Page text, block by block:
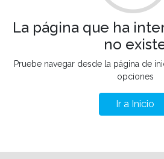
La página que ha
no
Pruebe navegar desde la página de
opciones
Ir a Inicio